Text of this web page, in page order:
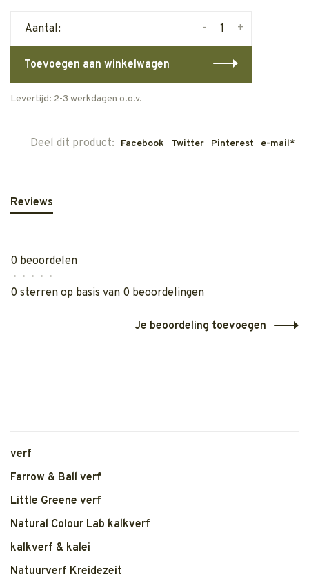
Aantal: +
-
Toevoegen aan winkelwagen
Levertijd: 2-3 werkdagen o.o.v.
Deel dit product: Facebook Twitter Pinterest e-mail*
Reviews
0 beoordelen
• • • • •
0 sterren op basis van 0 beoordelingen
Je beoordeling toevoegen
verf
Farrow & Ball verf
Little Greene verf
Natural Colour Lab kalkverf
kalkverf & kalei
Natuurverf Kreidezeit